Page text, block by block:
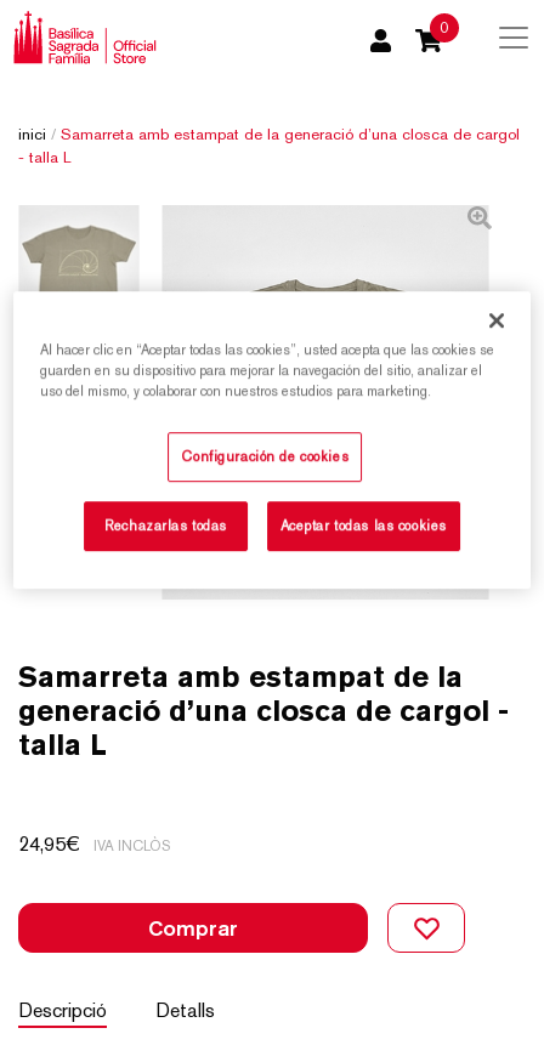
0
inici / Samarreta amb estampat de la generació d’una closca de cargol
- talla L
Samarreta amb estampat de la
generació d’una closca de cargol -
talla L
24,95€ IVA INCLÒS
Comprar
Descripció Detalls
Al hacer clic en “Aceptar todas las cookies”, usted acepta que las cookies se
guarden en su dispositivo para mejorar la navegación del sitio, analizar el
uso del mismo, y colaborar con nuestros estudios para marketing.
Configuración de cookies
Rechazarlas todas Aceptar todas las cookies